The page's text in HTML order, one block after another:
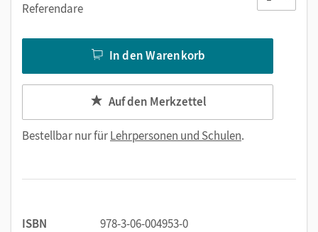
Referendare
In den Warenkorb
Auf den Merkzettel
Bestellbar nur fürLehrpersonen und Schulen.
ISBN
978-3-06-004953-0